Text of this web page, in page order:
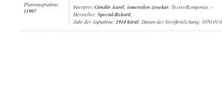
Plattenaufnahme:
11907
Interpret: Göndör Aurél, ismeretlen zenekar; Texter/Komponist: -
Hersteller: Special-Rekord;
Jahr der Aufnahme: 1914 körül; Datum der Veröffentlichung: 1970-01-